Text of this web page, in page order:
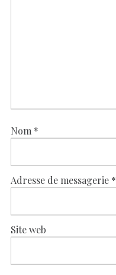
Nom *
Adresse de messagerie *
Site web